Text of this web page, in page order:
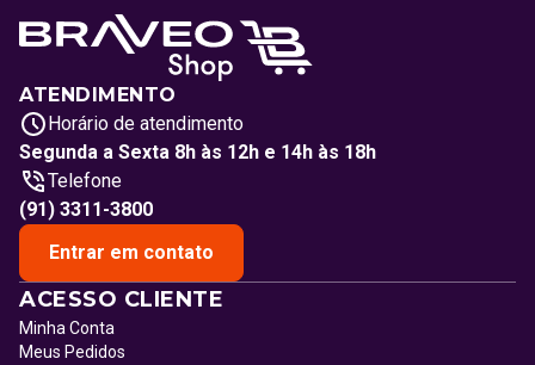
ATENDIMENTO
Horário de atendimento
Segunda a Sexta 8h às 12h e 14h às 18h
Telefone
(91) 3311-3800
Entrar em contato
ACESSO CLIENTE
Minha Conta
Meus Pedidos